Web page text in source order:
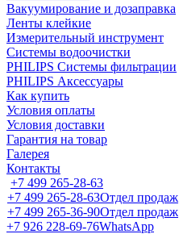
Вакуумирование и дозаправка
Ленты клейкие
Измерительный инструмент
Системы водоочистки
PHILIPS Системы фильтрации
PHILIPS Аксессуары
Как купить
Условия оплаты
Условия доставки
Гарантия на товар
Галерея
Контакты
+7 499 265-28-63
+7 499 265-28-63Отдел продаж
+7 499 265-36-90Отдел продаж
+7 926 228-69-76WhatsApp